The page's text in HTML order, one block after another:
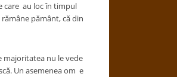
care au loc în timpul
pământ, că din
nu le vede
Un asemenea om e